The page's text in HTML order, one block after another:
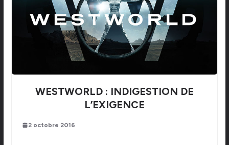
WESTWORLD : INDIGESTION DE
L’EXIGENCE
2 octobre 2016